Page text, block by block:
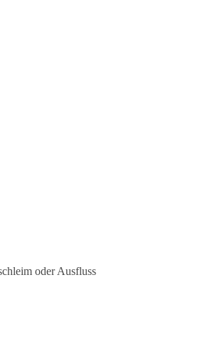
oder Ausfluss